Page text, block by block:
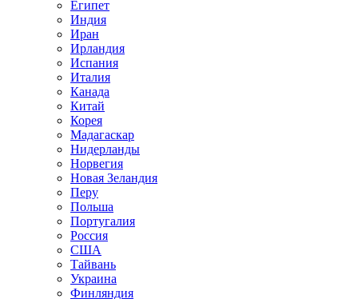
Египет
Индия
Иран
Ирландия
Испания
Италия
Канада
Китай
Корея
Мадагаскар
Нидерланды
Норвегия
Новая Зеландия
Перу
Польша
Португалия
Россия
США
Тайвань
Украина
Финляндия